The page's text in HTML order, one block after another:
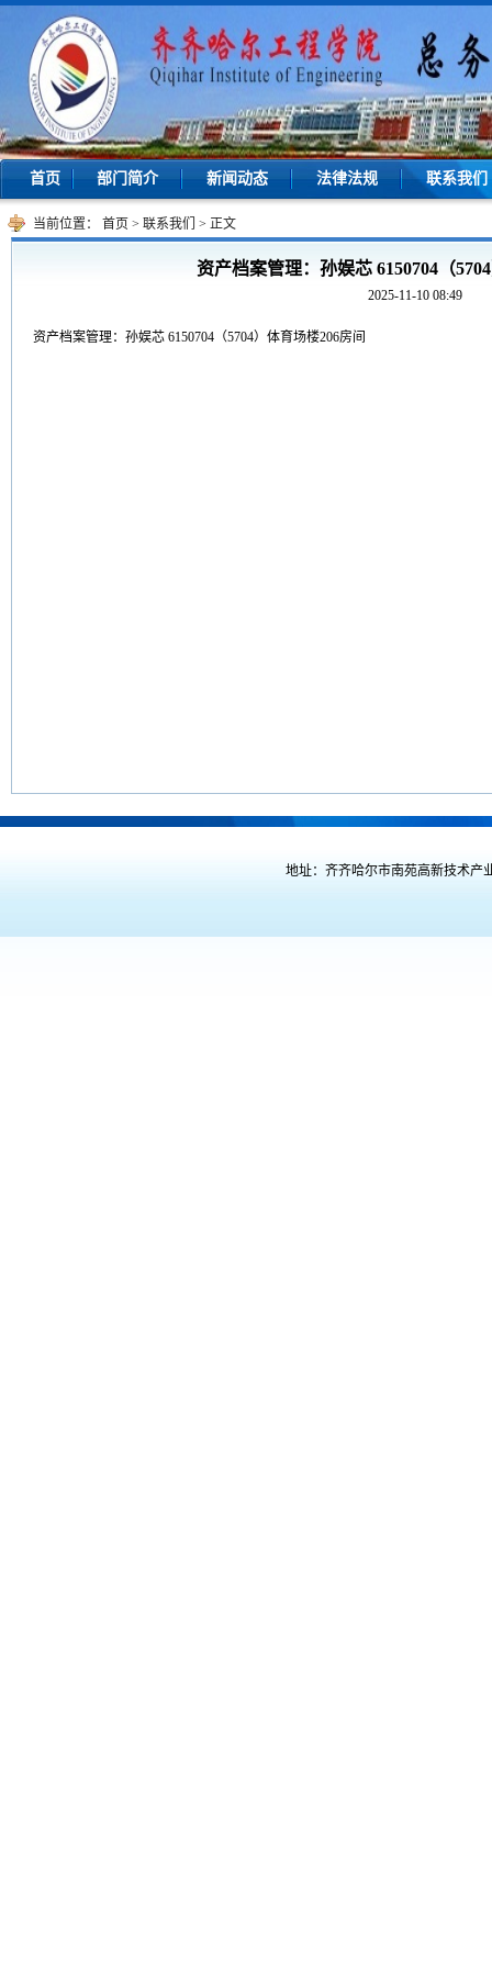
首页 部门简介 新闻动态 法律法规 联系我们
当前位置： 首页 > 联系我们 > 正文
资产档案管理：孙娱芯 6150704（
2025-11-10 08:49
资产档案管理：孙娱芯 6150704（5704）体育场楼206房间
地址：齐齐哈尔市南苑高新技术